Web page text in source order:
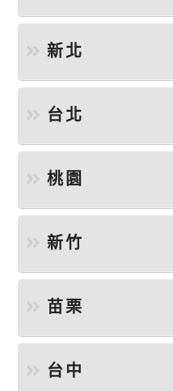
新北
台北
桃園
新竹
苗栗
台中